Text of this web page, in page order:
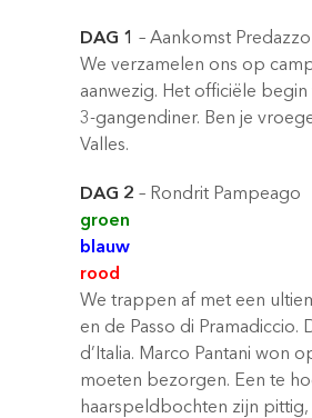
DAG 1 – Aankomst Predazzo
We verzamelen ons op
aanwezig. Het officiële
3-gangendiner. Ben je
Valles.
DAG 2 – Rondrit Pampeago
groen
blauw
rood
We trappen af met een
en de Passo di
d’Italia. Marco Pantani won
moeten bezorgen. Een te
haarspeldbochten zijn